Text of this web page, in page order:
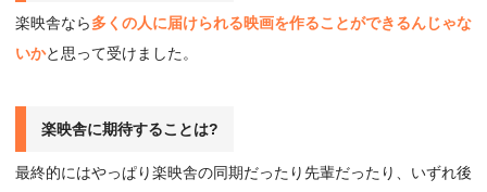
楽映舎なら多くの人に届けられる映画を作ることができるんじゃな
いかと思って受けました。
楽映舎に期待することは?
最終的にはやっぱり楽映舎の同期だったり先輩だったり、いずれ後